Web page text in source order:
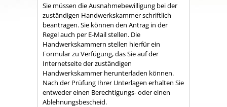
Sie müssen die Ausnahmebewilligung bei der
zuständigen Handwerkskammer schriftlich
beantragen. Sie können den Antrag in der
Regel auch per E-Mail stellen. Die
Handwerkskammern stellen hierfür ein
Formular zu Verfügung, das Sie auf der
Internetseite der zuständigen
Handwerkskammer herunterladen können.
Nach der Prüfung Ihrer Unterlagen erhalten Sie
entweder einen Berechtigungs- oder einen
Ablehnungsbescheid.